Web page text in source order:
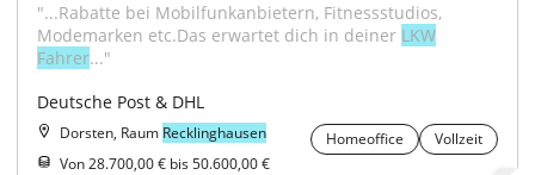
"...Rabatte bei Mobilfunkanbietern, Fitnessstudios,
Modemarken etc.Das erwartet dich in deiner LKW
Fahrer..."
Deutsche Post & DHL
Dorsten, Raum Recklinghausen Homeoffice
Vollzeit
Von 28.700,00 € bis 50.600,00 €